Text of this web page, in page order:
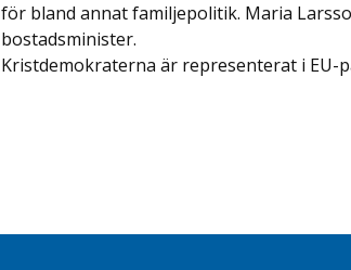
för bland annat familjepolitik. Maria
bostadsminister.
Kristdemokraterna är representerat i EU-